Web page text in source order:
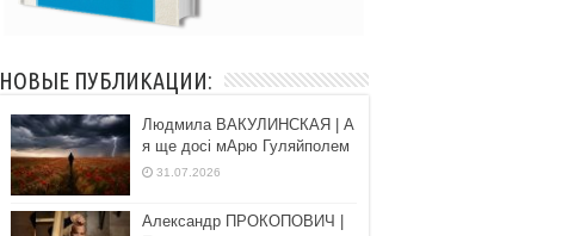
НОВЫЕ ПУБЛИКАЦИИ:
Людмила ВАКУЛИНСКАЯ | А
я ще досі мАрю Гуляйполем
31.07.2026
Александр ПРОКОПОВИЧ |